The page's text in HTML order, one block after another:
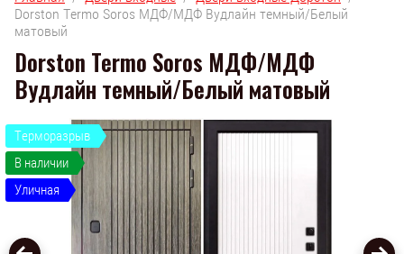
Dorston Termo Soros МДФ/МДФ Вудлайн темный/Белый
матовый
Dorston Termo Soros МДФ/МДФ
Вудлайн темный/Белый матовый
Терморазрыв
В наличии
Уличная